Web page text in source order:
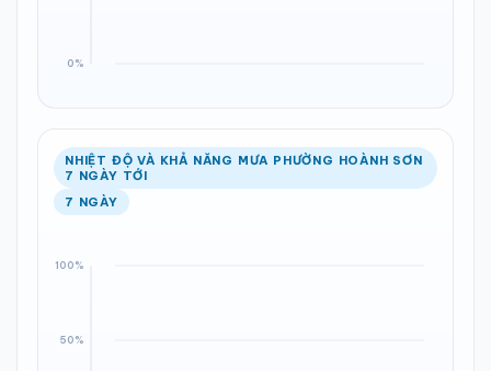
NHIỆT ĐỘ VÀ KHẢ NĂNG MƯA PHƯỜNG HOÀNH SƠN
7 NGÀY TỚI
7 NGÀY